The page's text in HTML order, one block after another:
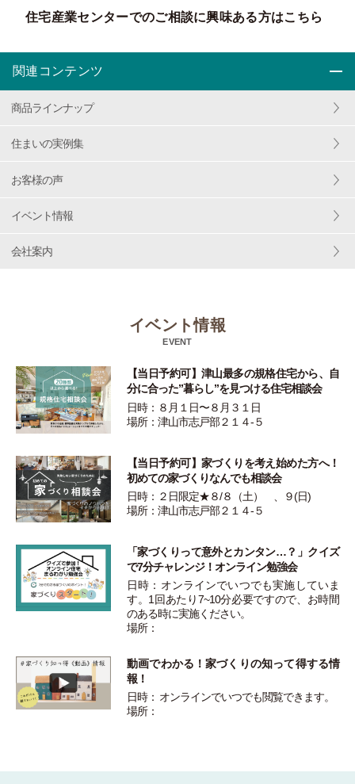
住宅産業センターでのご相談に興味ある方はこちら
関連コンテンツ
商品ラインナップ
住まいの実例集
お客様の声
イベント情報
会社案内
イベント情報
EVENT
【当日予約可】津山最多の規格住宅から、自
分に合った”暮らし”を見つける住宅相談会
日時：８月１日〜８月３１日
場所：津山市志戸部２１４-５
【当日予約可】家づくりを考え始めた方へ！
初めての家づくりなんでも相談会
日時：２日限定★８/８（土） 、９(日)
場所：津山市志戸部２１４-５
「家づくりって意外とカンタン…？」クイズ
で7分チャレンジ！オンライン勉強会
日時：オンラインでいつでも実施していま
す。1回あたり7~10分必要ですので、お時間
のある時に実施ください。
場所：
動画でわかる！家づくりの知って得する情
報！
日時： オンラインでいつでも閲覧できます。
場所：